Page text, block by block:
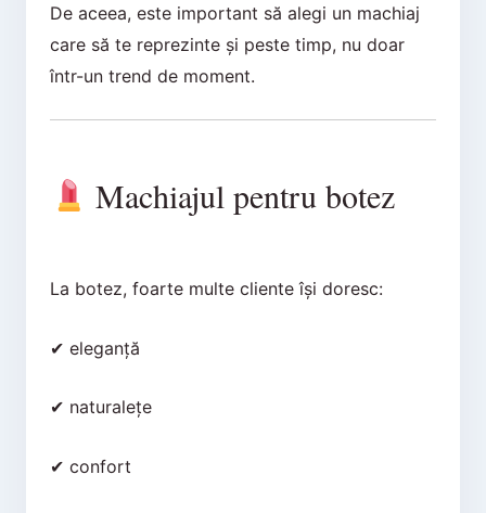
De aceea, este important să alegi un machiaj
care să te reprezinte și peste timp, nu doar
într-un trend de moment.
Machiajul pentru botez
La botez, foarte multe cliente își doresc:
✔ eleganță
✔ naturalețe
✔ confort